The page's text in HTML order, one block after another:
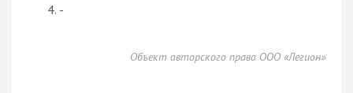
-
Объект авторского права ООО «Легион»